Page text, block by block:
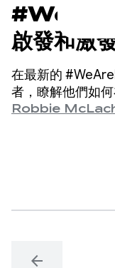
啟發和激
者
在最新的
者，瞭解他們如
發全球玩家的想
Robbie
arrow_back